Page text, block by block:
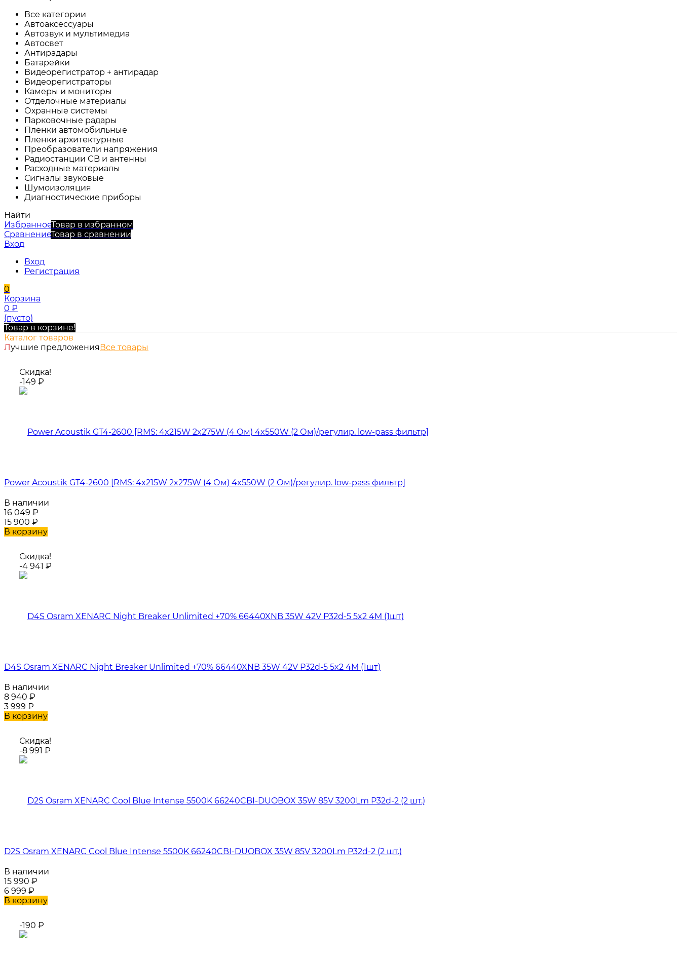
Все категории
Автоаксессуары
Автозвук и мультимедиа
Автосвет
Антирадары
Батарейки
Видеорегистратор + антирадар
Видеорегистраторы
Камеры и мониторы
Отделочные материалы
Охранные системы
Парковочные радары
Пленки автомобильные
Пленки архитектурные
Преобразователи напряжения
Радиостанции CB и антенны
Расходные материалы
Сигналы звуковые
Шумоизоляция
Диагностические приборы
Найти
ИзбранноеТовар в избранном
СравнениеТовар в сравнении
Вход
Вход
Регистрация
0
Корзина
0 ₽
(пусто)
Товар в корзине!
Каталог товаров
Лучшие предложенияВсе товары
Скидка!
-149 ₽
Power Acoustik GT4-2600 [RMS: 4x215W 2x275W (4 Ом) 4x550W (2 Ом)/регулир. low-pass фильтр]
В наличии
16 049 ₽
15 900 ₽
В корзину
Скидка!
-4 941 ₽
D4S Osram XENARC Night Breaker Unlimited +70% 66440XNB 35W 42V P32d-5 5x2 4M (1шт)
В наличии
8 940 ₽
3 999 ₽
В корзину
Скидка!
-8 991 ₽
D2S Osram XENARC Cool Blue Intense 5500K 66240CBI-DUOBOX 35W 85V 3200Lm P32d-2 (2 шт.)
В наличии
15 990 ₽
6 999 ₽
В корзину
-190 ₽